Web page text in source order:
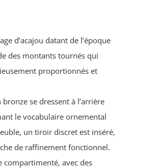
d’acajou datant de l’époque
des montants tournés qui
proportionnés et
se dressent à l’arrière
le vocabulaire ornemental
un tiroir discret est inséré,
de raffinement fonctionnel.
compartimenté, avec des